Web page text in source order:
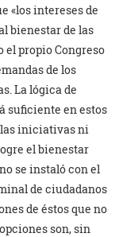
«los intereses de
bienestar de las
el propio Congreso
de los
La lógica de
suficiente en estos
iniciativas ni
el bienestar
se instaló con el
de ciudadanos
de éstos que no
son, sin